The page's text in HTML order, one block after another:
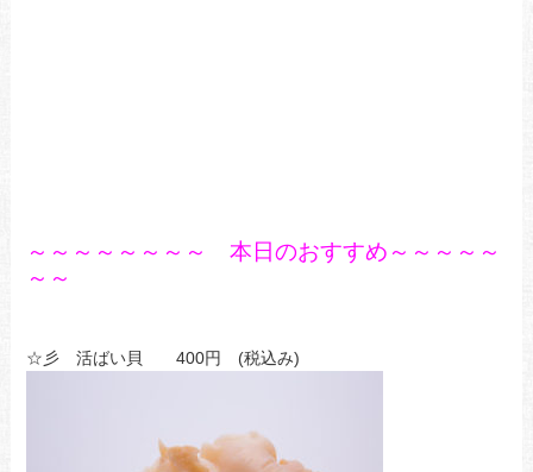
～～～～～～～～ 本日のおすすめ～～～～～
～～
☆彡 活ばい貝 400円 (税込み)